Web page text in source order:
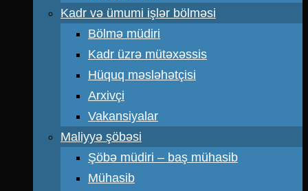
Kadr və ümumi işlər bölməsi
Bölmə müdiri
Kadr üzrə mütəxəssis
Hüquq məsləhətçisi
Arxivçi
Vakansiyalar
Maliyyə şöbəsi
Şöbə müdiri – baş mühasib
Mühasib